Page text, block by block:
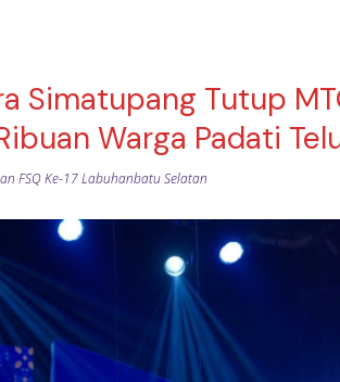
Simatupang Tutup
Warga Padati
FSQ Ke-17 Labuhanbatu Selatan